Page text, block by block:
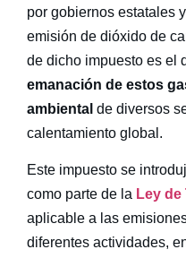
por gobiernos estatales
emisión de dióxido de
de dicho impuesto es el
emanación de estos
ambiental de diversos
calentamiento global.
Este impuesto se
como parte de la Ley
aplicable a las
diferentes actividades,